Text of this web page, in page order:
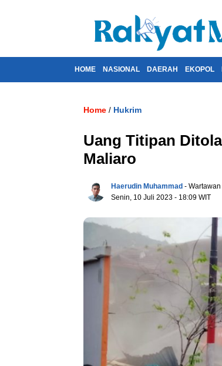
HOME NASIONAL DAERAH EKOPOL
Home / Hukrim
Uang Titipan
Maliaro
Haerudin Muhammad - Wartawan
Senin, 10 Juli 2023 - 18:09 WIT